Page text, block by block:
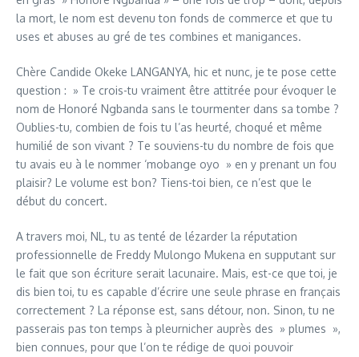
la mort, le nom est devenu ton fonds de commerce et que tu
uses et abuses au gré de tes combines et manigances.
Chère Candide Okeke LANGANYA, hic et nunc, je te pose cette
question : » Te crois-tu vraiment être attitrée pour évoquer le
nom de Honoré Ngbanda sans le tourmenter dans sa tombe ?
Oublies-tu, combien de fois tu l’as heurté, choqué et même
humilié de son vivant ? Te souviens-tu du nombre de fois que
tu avais eu à le nommer ‘mobange oyo » en y prenant un fou
plaisir? Le volume est bon? Tiens-toi bien, ce n’est que le
début du concert.
A travers moi, NL, tu as tenté de lézarder la réputation
professionnelle de Freddy Mulongo Mukena en supputant sur
le fait que son écriture serait lacunaire. Mais, est-ce que toi, je
dis bien toi, tu es capable d’écrire une seule phrase en français
correctement ? La réponse est, sans détour, non. Sinon, tu ne
passerais pas ton temps à pleurnicher auprès des » plumes »,
bien connues, pour que l’on te rédige de quoi pouvoir